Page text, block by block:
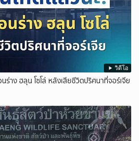
วิดีโอ
ร่าง ฮลุน โซโล่ หลังเสียชีวิตปริศนาที่จอร์เจีย